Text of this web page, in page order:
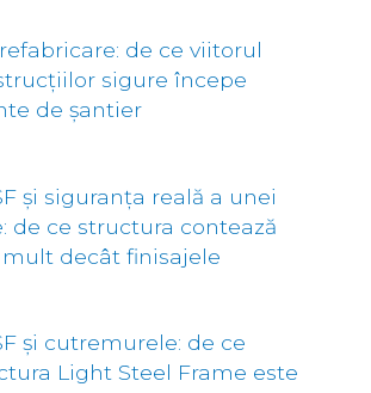
de ce viitorul
sigure începe
de șantier
și siguranța reală a unei
de ce structura contează
decât finisajele
și cutremurele: de ce
Light Steel Frame este